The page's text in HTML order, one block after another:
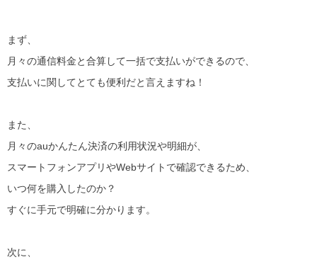
まず、
月々の通信料金と合算して一括で支払いができるので、
支払いに関してとても便利だと言えますね！
また、
月々のauかんたん決済の利用状況や明細が、
スマートフォンアプリやWebサイトで確認できるため、
いつ何を購入したのか？
すぐに手元で明確に分かります。
次に、